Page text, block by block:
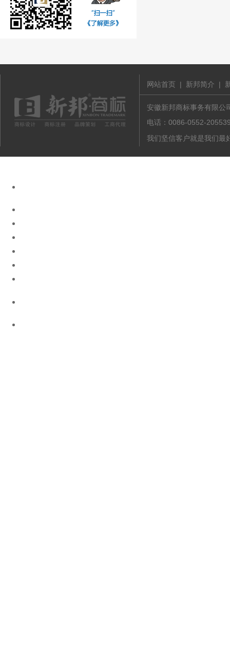
网站首页 | 新邦简介 |
安徽新邦商标事务有限公
电话：0086-0552-
我们坚信客户就是我们最